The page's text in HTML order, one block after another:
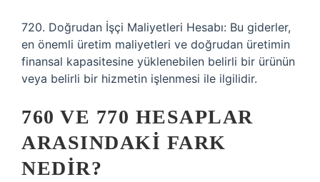
720. Doğrudan İşçi Maliyetleri Hesabı: Bu giderler,
en önemli üretim maliyetleri ve doğrudan üretimin
finansal kapasitesine yüklenebilen belirli bir ürünün
veya belirli bir hizmetin işlenmesi ile ilgilidir.
760 VE 770 HESAPLAR
ARASINDAKI FARK
NEDIR?